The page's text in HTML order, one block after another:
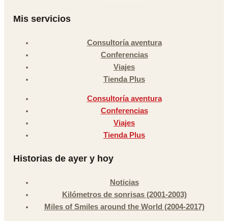
Mis servicios
Consultoría aventura
Conferencias
Viajes
Tienda Plus
Consultoría aventura
Conferencias
Viajes
Tienda Plus
Historias de ayer y hoy
Noticias
Kilómetros de sonrisas (2001-2003)
Miles of Smiles around the World (2004-2017)